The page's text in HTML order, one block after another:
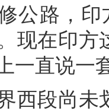
公路，印
现在印方
一直说一
段尚未